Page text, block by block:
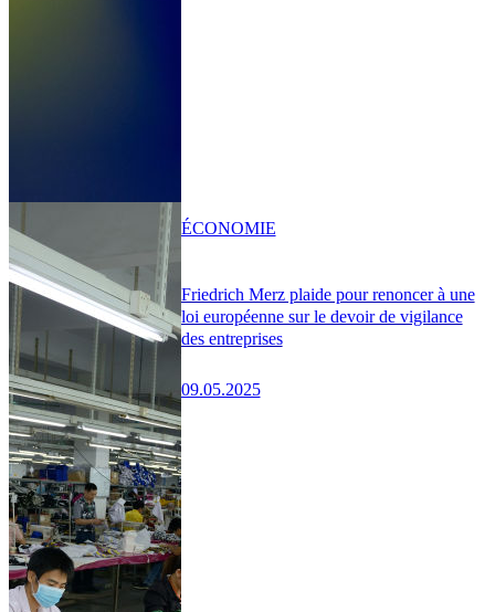
Friedrich Merz plaide pour renoncer à une
loi européenne sur le devoir de vigilance
des entreprises
09.05.2025
ÉCONOMIE